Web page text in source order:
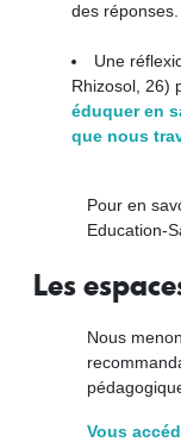
des réponses.
Une
Rhizosol, 26)
éduquer en
que nous
Pour en
Education-
Les
Nous
Vous